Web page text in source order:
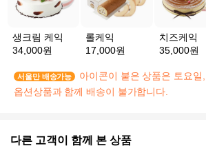
생크림 케익
34,000원
롤케익
17,000원
치즈케익
35,000원
서울만 배송가능
아이콘이 붙은 상품은 토요
옵션상품과 함께 배송이 불가합니다.
다른 고객이 함께 본 상품